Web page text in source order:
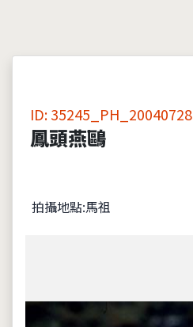
ID: 35245_PH_20040728
鳳頭燕鷗
拍攝地點:馬祖